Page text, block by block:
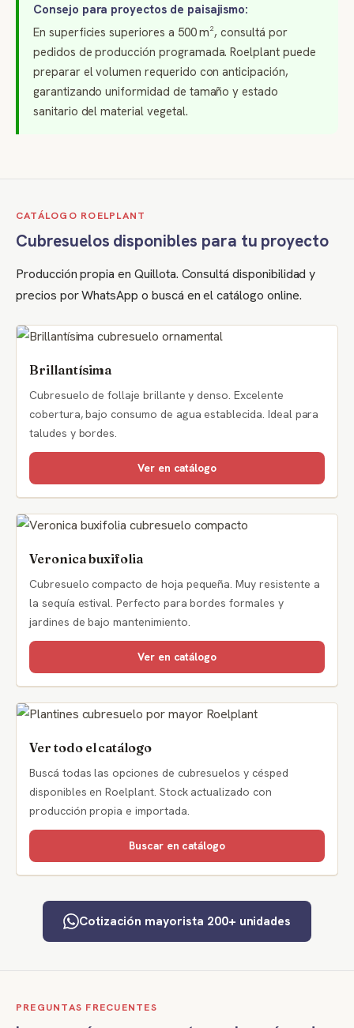
Consejo para proyectos de paisajismo:
En superficies superiores a 500 m², consultá por
pedidos de producción programada. Roelplant puede
preparar el volumen requerido con anticipación,
garantizando uniformidad de tamaño y estado
sanitario del material vegetal.
CATÁLOGO ROELPLANT
Cubresuelos disponibles para tu proyecto
Producción propia en Quillota. Consultá disponibilidad y
precios por WhatsApp o buscá en el catálogo online.
Brillantísima
Cubresuelo de follaje brillante y denso. Excelente
cobertura, bajo consumo de agua establecida. Ideal para
taludes y bordes.
Ver en catálogo
Veronica buxifolia
Cubresuelo compacto de hoja pequeña. Muy resistente a
la sequía estival. Perfecto para bordes formales y
jardines de bajo mantenimiento.
Ver en catálogo
Ver todo el catálogo
Buscá todas las opciones de cubresuelos y césped
disponibles en Roelplant. Stock actualizado con
producción propia e importada.
Buscar en catálogo
Cotización mayorista 200+ unidades
PREGUNTAS FRECUENTES